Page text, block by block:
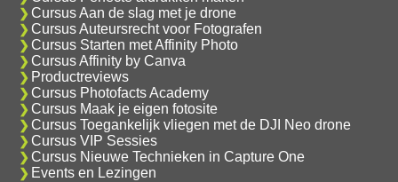
Cursus Aan de slag met je drone
Cursus Auteursrecht voor Fotografen
Cursus Starten met Affinity Photo
Cursus Affinity by Canva
Productreviews
Cursus Photofacts Academy
Cursus Maak je eigen fotosite
Cursus Toegankelijk vliegen met de DJI Neo drone
Cursus VIP Sessies
Cursus Nieuwe Technieken in Capture One
Events en Lezingen